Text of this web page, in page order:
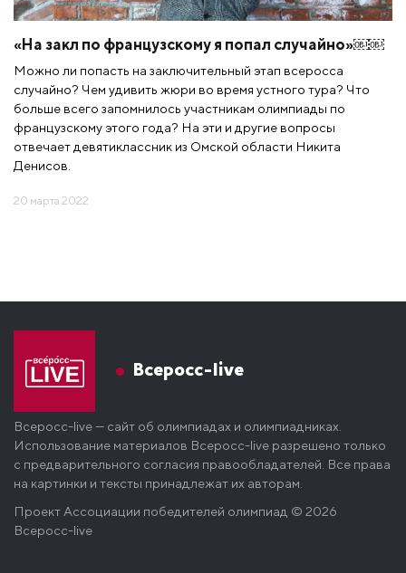
«На закл по французскому я попал случайно»￼￼
Можно ли попасть на заключительный этап всеросса
случайно? Чем удивить жюри во время устного тура? Что
больше всего запомнилось участникам олимпиады по
французскому этого года? На эти и другие вопросы
отвечает девятиклассник из Омской области Никита
Денисов.
20 марта 2022
Всеросс-live
Всеросс-live — сайт об олимпиадах и олимпиадниках.
Использование материалов Всеросс-live разрешено только
с предварительного согласия правообладателей. Все права
на картинки и тексты принадлежат их авторам.
Проект Ассоциации победителей олимпиад © 2026
Всеросс-live